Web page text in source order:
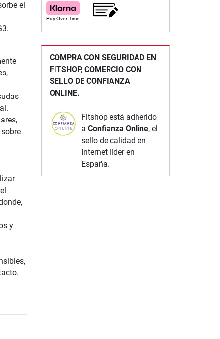
el
y
COMPRA CON SEGURIDAD EN
FITSHOP, COMERCIO CON
SELLO DE CONFIANZA
ONLINE.
Fitshop está adherido
a Confianza Online, el
sello de calidad en
Internet líder en
España.